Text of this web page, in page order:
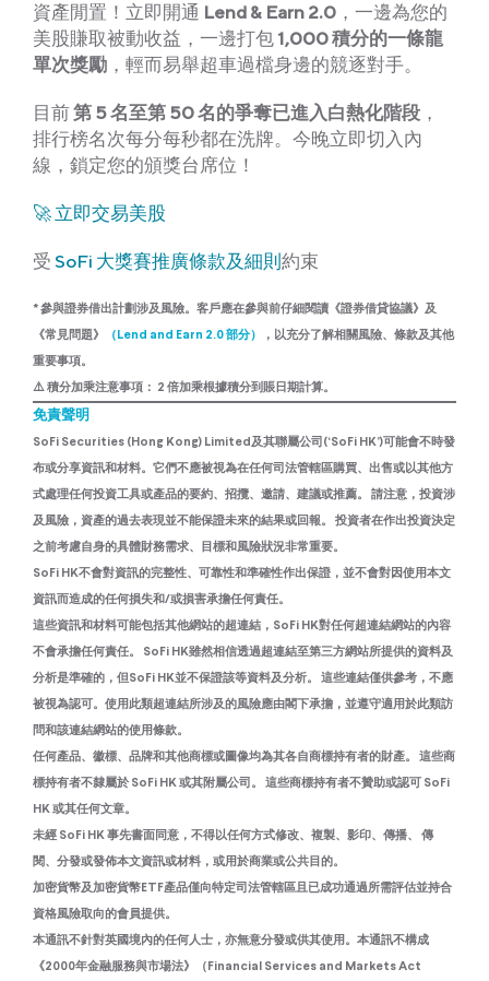
資產閒置！立即開通 Lend & Earn 2.0 ，一邊為您的
美股賺取被動收益，一邊打包 1,000 積分的一條龍
單次獎勵 ，輕而易舉超車過檔身邊的競逐對手。
目前第 5 名至第 50 名的爭奪已進入白熱化階段 ，
排行榜名次每分每秒都在洗牌。今晚立即切入內
線，鎖定您的頒獎台席位！
🚀 立即交易美股
受 SoFi 大獎賽推廣條款及細則 約束
* 參與證券借出計劃涉及風險。客戶應在參與前仔細閱讀《證券借貸協議》及
《常見問題》
（ Lend and Earn 2.0 部分）
，以充分了解相關風險、條款及其他
重要事項。
⚠️ 積分加乘注意事項： 2 倍加乘根據積分到賬日期計算。
免責聲明
SoFi Securities (Hong Kong) Limited及其聯屬公司(‘SoFi HK’)可能會不時發
布或分享資訊和材料。它們不應被視為在任何司法管轄區購買、出售或以其他方
式處理任何投資工具或產品的要約、招攬、邀請、建議或推薦。 請注意，投資涉
及風險，資產的過去表現並不能保證未來的結果或回報。 投資者在作出投資決定
之前考慮自身的具體財務需求、目標和風險狀況非常重要。
SoFi HK不會對資訊的完整性、可靠性和準確性作出保證，並不會對因使用本文
資訊而造成的任何損失和/或損害承擔任何責任。
這些資訊和材料可能包括其他網站的超連結，SoFi HK對任何超連結網站的內容
不會承擔任何責任。 SoFi HK雖然相信透過超連結至第三方網站所提供的資料及
分析是準確的，但SoFi HK並不保證該等資料及分析。 這些連結僅供參考，不應
被視為認可。使用此類超連結所涉及的風險應由閣下承擔，並遵守適用於此類訪
問和該連結網站的使用條款。
任何產品、徽標、品牌和其他商標或圖像均為其各自商標持有者的財產。 這些商
標持有者不隸屬於 SoFi HK 或其附屬公司。 這些商標持有者不贊助或認可 SoFi
HK 或其任何文章。
未經 SoFi HK 事先書面同意，不得以任何方式修改、複製、影印、傳播、 傳
閱、分發或發佈本文資訊或材料，或用於商業或公共目的。
加密貨幣及加密貨幣ETF產品僅向特定司法管轄區且已成功通過所需評估並持合
資格風險取向的會員提供。
本通訊不針對英國境內的任何人士，亦無意分發或供其使用。本通訊不構成
《2000年金融服務與市場法》（Financial Services and Markets Act